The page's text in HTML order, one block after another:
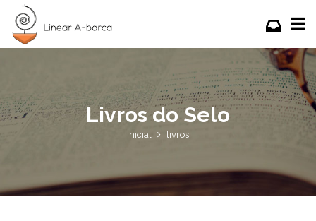
Livros do Selo
inicial livros